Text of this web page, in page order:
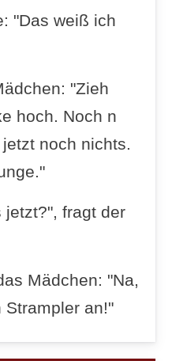
"Das weiß ich
"Zieh
hoch. Noch n
noch nichts.
jetzt?", fragt der
Mädchen: "Na,
Strampler an!"